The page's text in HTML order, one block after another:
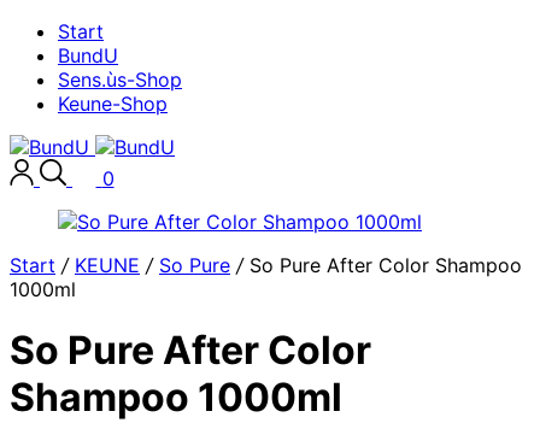
Start
BundU
Sens.ùs-Shop
Keune-Shop
0
Start / KEUNE / So Pure /So Pure After Color Shampoo
1000ml
So Pure After Color
Shampoo 1000ml